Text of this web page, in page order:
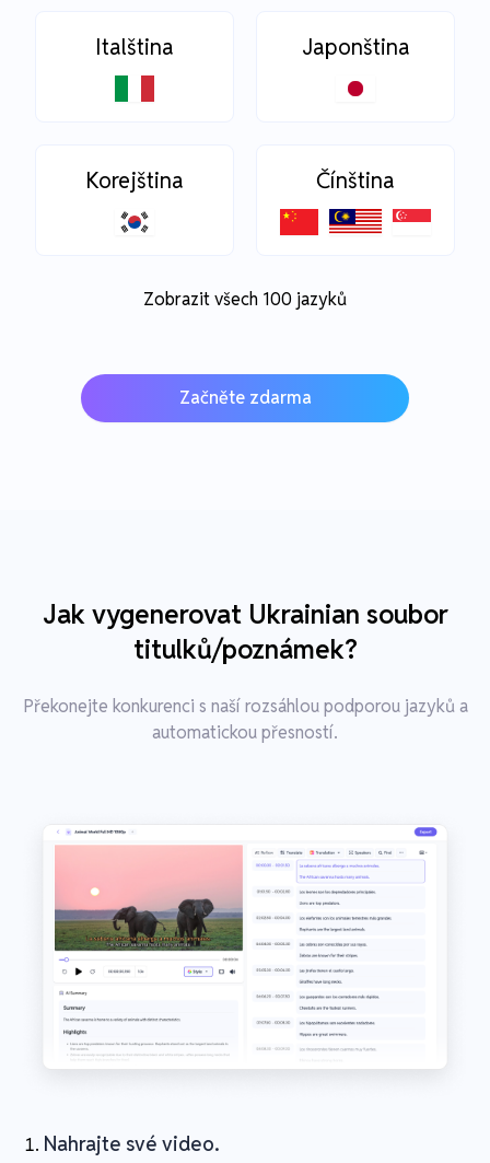
Italština Japonština
Korejština Čínština
Zobrazit všech 100 jazyků
Začněte zdarma
Jak vygenerovat Ukrainian soubor
titulků/poznámek?
Překonejte konkurenci s naší rozsáhlou podporou jazyků a
automatickou přesností.
Nahrajte své video.